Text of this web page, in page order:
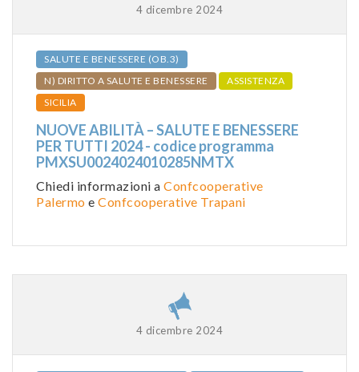
4 dicembre 2024
SALUTE E BENESSERE (OB.3)
N) DIRITTO A SALUTE E BENESSERE
ASSISTENZA
SICILIA
NUOVE ABILITÀ – SALUTE E BENESSERE
PER TUTTI 2024 - codice programma
PMXSU0024024010285NMTX
Chiedi informazioni a Confcooperative
Palermo e Confcooperative Trapani
4 dicembre 2024